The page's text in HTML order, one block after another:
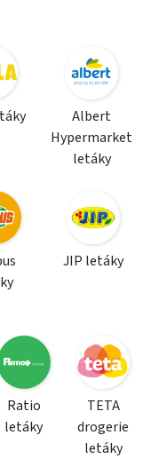
Albert
Hypermarket
letáky
JIP letáky
Ratio
letáky
TETA
drogerie
letáky